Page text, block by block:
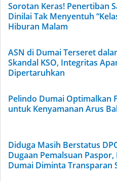
Sorotan Keras! Penertiban
Dinilai Tak Menyentuh
Hiburan Malam
ASN di Dumai Terseret
Skandal KSO, Integritas
Dipertaruhkan
Pelindo Dumai Optimalkan
untuk Kenyamanan Arus
Diduga Masih Berstatus
Dugaan Pemalsuan Paspor,
Dumai Diminta Transparan